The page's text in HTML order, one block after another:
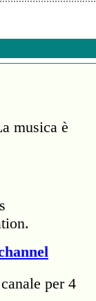
musica è
per 4